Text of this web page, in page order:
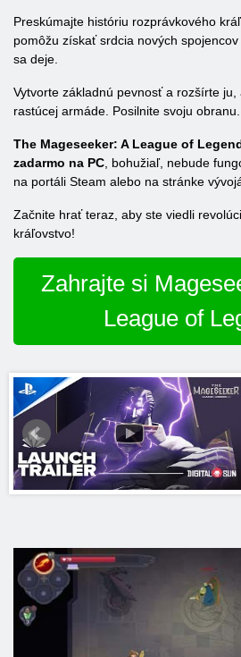
Preskúmajte históriu rozprávkového
pomôžu získať srdcia nových
sa deje.
Vytvorte základnú pevnosť a rozšírte ju,
rastúcej armáde. Posilnite svoju obranu.
The Mageseeker: A League of
zadarmo na PC , bohužiaľ, nebude
na portáli Steam alebo na stránke
Začnite hrať teraz, aby ste viedli
kráľovstvo!
Zahrajte si
League of